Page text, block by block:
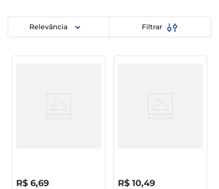
Relevância Filtrar
R$ 6,69 R$ 10,49
leite pó